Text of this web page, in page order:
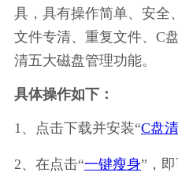
具，具有操作简单、安全
文件专清、重复文件、C盘
清五大磁盘管理功能。
具体操作如下：
1、点击下载并安装“C盘
2、在点击“一键瘦身”，